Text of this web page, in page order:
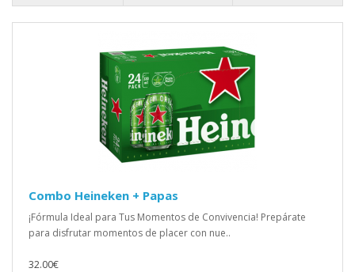
Combo Heineken + Papas
¡Fórmula Ideal para Tus Momentos de Convivencia! Prepárate
para disfrutar momentos de placer con nue..
32.00€